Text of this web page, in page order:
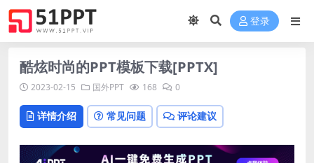
登录
酷炫时尚的PPT模板下载[PPTX]
2023-02-15 国外PPT 168 0
详情介绍 常见问题 评论建议